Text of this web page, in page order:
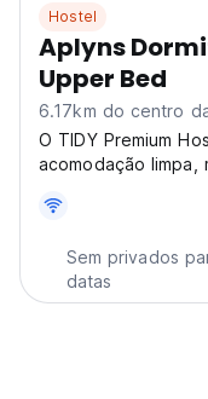
Hostel
Aplyns
Upper Bed
6.17km do centro
O TIDY Premium
acomodação
minutos da bela
escolha perfeita
Sem privados
datas